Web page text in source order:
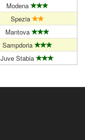
Modena
Spezia
Mantova
Sampdoria
Juve Stabia